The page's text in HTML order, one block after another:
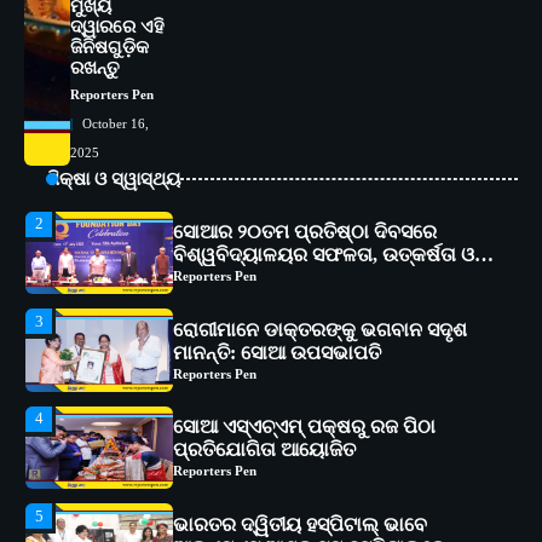
ମୁଖ୍ୟ
ଦ୍ୱାରରେ ଏହି
ଜିନିଷଗୁଡ଼ିକ
ରଖନ୍ତୁ
Reporters Pen
October 16,
2025
ଶିକ୍ଷା ଓ ସ୍ୱାସ୍ଥ୍ୟବିଶ୍ୱବିଦ୍ୟାଳୟର ସଫଳତା, ଉତ୍କର୍ଷତା ଓ
3
ରୋଗୀମାନେ ଡାକ୍ତରଙ୍କୁ ଭଗବାନ ସଦୃଶ
ମାନନ୍ତି: ସୋଆ ଉପସଭାପତି
4
ସୋଆ ଏସ୍‌ଏଚ୍‌ଏମ୍ ପକ୍ଷରୁ ରଜ ପିଠା
ପ୍ରତିଯୋଗିତା ଆୟୋଜିତ
5
ଭାରତର ଦ୍ୱିତୀୟ ହସ୍ପିଟାଲ୍ ଭାବେ
ଆଇଏମ୍‌ଏସ୍ ଆଣ୍ଡ ସମ ହସ୍ପିଟାଲ୍‌ରେ
1